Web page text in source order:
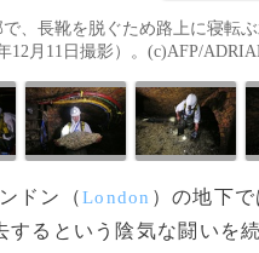
、長靴を脱ぐため路上に寝転
12月11日撮影）。(c)AFP/
ドン（London ）の地下
するという陰気な闘いを